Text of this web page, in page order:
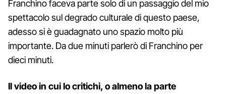
Franchino faceva parte solo di un passaggio del mio
spettacolo sul degrado culturale di questo paese,
adesso si è guadagnato uno spazio molto più
importante. Da due minuti parlerò di Franchino per
dieci minuti.
Il video in cui lo critichi, o almeno la parte